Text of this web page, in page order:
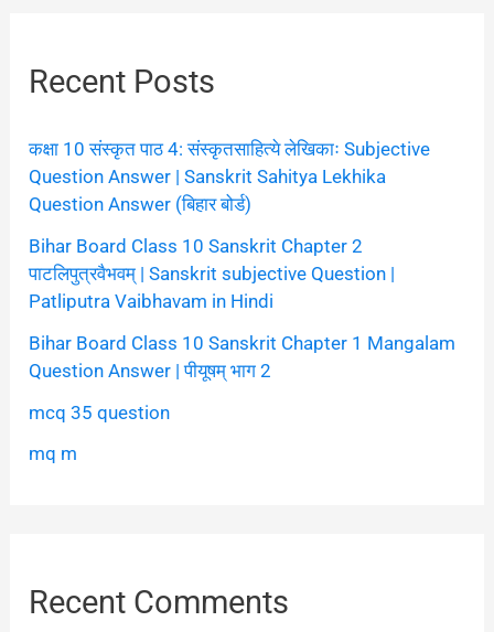
Recent Posts
कक्षा 10 संस्कृत पाठ 4: संस्कृतसाहित्ये लेखिकाः Subjective
Question Answer | Sanskrit Sahitya Lekhika
Question Answer (बिहार बोर्ड)
Bihar Board Class 10 Sanskrit Chapter 2
पाटलिपुत्रवैभवम् | Sanskrit subjective Question |
Patliputra Vaibhavam in Hindi
Bihar Board Class 10 Sanskrit Chapter 1 Mangalam
Question Answer | पीयूषम् भाग 2
mcq 35 question
mq m
Recent Comments